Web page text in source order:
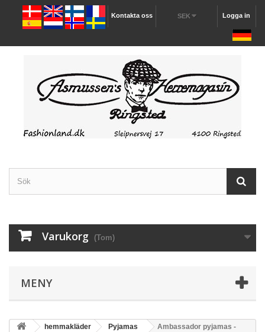
Logga in
SEK
Kontakta oss
Varukorg (Tom)
MENY
hemmakläder Pyjamas
Ambassador pyjamas -